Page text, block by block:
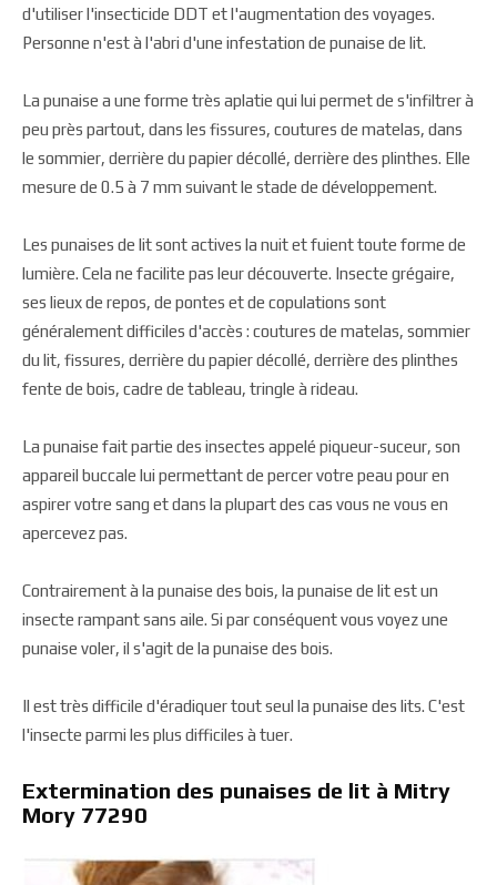
d'utiliser l'insecticide DDT et l'augmentation des voyages.
Personne n'est à l'abri d'une infestation de punaise de lit.
La punaise a une forme très aplatie qui lui permet de s'infiltrer à
peu près partout, dans les fissures, coutures de matelas, dans
le sommier, derrière du papier décollé, derrière des plinthes. Elle
mesure de 0.5 à 7 mm suivant le stade de développement.
Les punaises de lit sont actives la nuit et fuient toute forme de
lumière. Cela ne facilite pas leur découverte. Insecte grégaire,
ses lieux de repos, de pontes et de copulations sont
généralement difficiles d'accès : coutures de matelas, sommier
du lit, fissures, derrière du papier décollé, derrière des plinthes
fente de bois, cadre de tableau, tringle à rideau.
La punaise fait partie des insectes appelé piqueur-suceur, son
appareil buccale lui permettant de percer votre peau pour en
aspirer votre sang et dans la plupart des cas vous ne vous en
apercevez pas.
Contrairement à la punaise des bois, la punaise de lit est un
insecte rampant sans aile. Si par conséquent vous voyez une
punaise voler, il s'agit de la punaise des bois.
Il est très difficile d'éradiquer tout seul la punaise des lits. C'est
l'insecte parmi les plus difficiles à tuer.
Extermination des punaises de lit à Mitry
Mory 77290